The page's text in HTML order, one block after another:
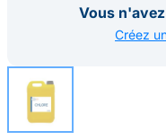
Vous
Créez